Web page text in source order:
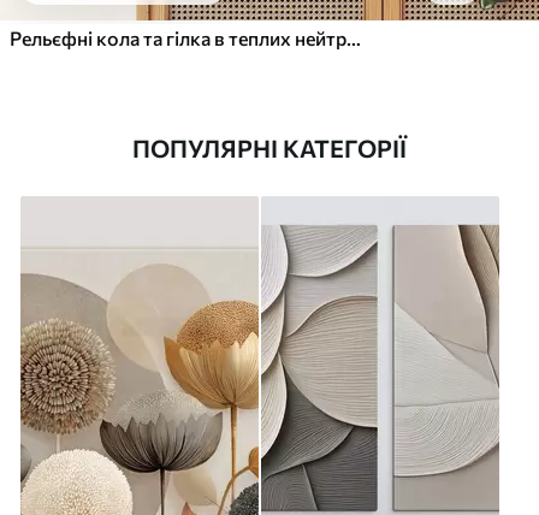
Рельєфні кола та гілка в теплих нейтральних тонах
ПОПУЛЯРНІ КАТЕГОРІЇ